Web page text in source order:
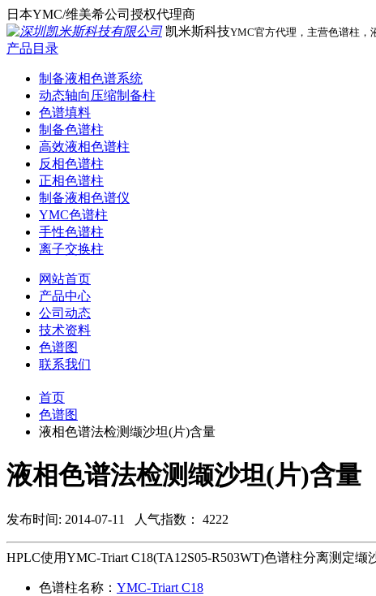
日本YMC/维美希公司授权代理商
凯米斯科技YMC官方代理，主营色谱柱，
产品目录
制备液相色谱系统
动态轴向压缩制备柱
色谱填料
制备色谱柱
高效液相色谱柱
反相色谱柱
正相色谱柱
制备液相色谱仪
YMC色谱柱
手性色谱柱
离子交换柱
网站首页
产品中心
公司动态
技术资料
色谱图
联系我们
首页
色谱图
液相色谱法检测缬沙坦(片)含量
液相色谱法检测缬沙坦(片)含量
发布时间: 2014-07-11 人气指数： 4222
HPLC使用YMC-Triart C18(TA12S05-R503WT)色谱柱分离测定缬
色谱柱名称： YMC-Triart C18